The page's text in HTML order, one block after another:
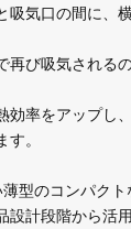
吸気口の間に、
再び吸気される
効率をアップし
。
型のコンパクト
計段階から活用